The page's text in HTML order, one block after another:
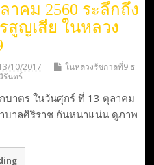
าคม 2560 ระลึกถึง
สูญเสีย ในหลวง
10/2017
ในหลวงรัชกาลที่9 ธ
รันดร์
บาตร ในวันศุกร์ ที่ 13 ตุลาคม
บาลศิริราช กันหนาแน่น ดูภาพ